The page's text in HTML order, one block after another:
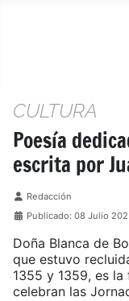
CULTURA
Poesía
escrita por
Detalles
Redacción
Publicado: 08 Julio
Doña Blanca de
que estuvo
1355 y 1359, es
celebran las